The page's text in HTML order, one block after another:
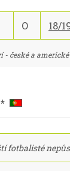
O 18/
- české a americké
fotbalisté